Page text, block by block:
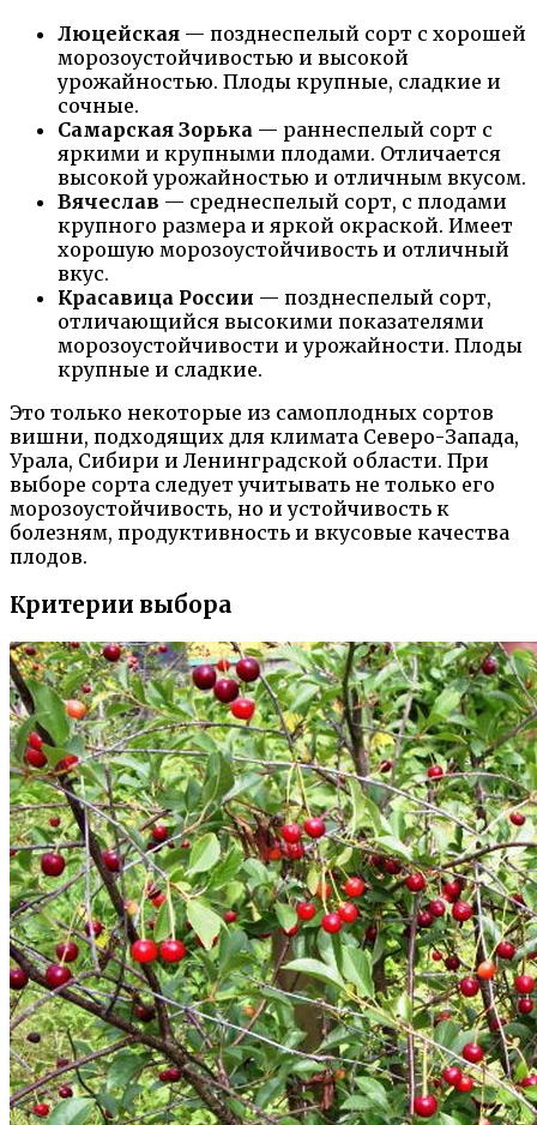
Люцейская — позднеспелый сорт с хорошей
морозоустойчивостью и высокой
урожайностью. Плоды крупные, сладкие и
сочные.
Самарская Зорька — раннеспелый сорт с
яркими и крупными плодами. Отличается
высокой урожайностью и отличным вкусом.
Вячеслав — среднеспелый сорт, с плодами
крупного размера и яркой окраской. Имеет
хорошую морозоустойчивость и отличный
вкус.
Красавица России — позднеспелый сорт,
отличающийся высокими показателями
морозоустойчивости и урожайности. Плоды
крупные и сладкие.
Это только некоторые из самоплодных сортов
вишни, подходящих для климата Северо-Запада,
Урала, Сибири и Ленинградской области. При
выборе сорта следует учитывать не только его
морозоустойчивость, но и устойчивость к
болезням, продуктивность и вкусовые качества
плодов.
Критерии выбора